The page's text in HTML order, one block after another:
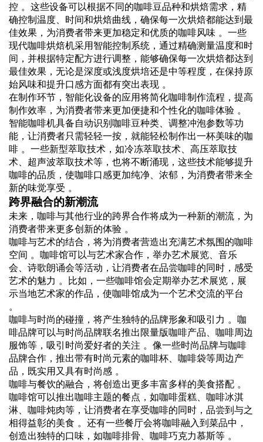
控 。这些设备可以根据不同的咖啡豆品种和烘焙需求，精
确控制温度、时间和烘焙曲线，确保每一次烘焙都能达到最
佳效果，为消费者带来更加稳定和优质的咖啡风味 。一些
现代咖啡烘焙机采用智能控制系统，通过精确测量温度和时
间，并根据特定配方进行调整，能够确保每一次烘焙都达到
最佳效果，无论是深度或浅度烘培还是中等程度，在保持原
始风味和提升口感方面都有突出表现 。
在制作环节，智能化设备的应用将简化咖啡制作流程，提高
制作效率，为消费者带来更加便捷和个性化的咖啡体验 。
智能咖啡机具备自动识别咖啡豆种类、调整冲泡参数等功
能，让消费者只需轻轻一按，就能轻松制作出一杯美味的咖
啡 。一些新型萃取技术，如冷冻萃取技术、高压萃取技
术、超声波萃取技术等，也将不断涌现，这些技术能够提升
咖啡的品质，使咖啡口感更加纯净、浓郁，为消费者带来全
新的味觉享受 。
跨界融合的新潮流
未来，咖啡与其他行业的跨界合作将成为一种新的潮流，为
消费者带来更多创新的体验 。
咖啡与艺术的结合，将为消费者营造出充满艺术氛围的咖啡
空间 。咖啡馆可以与艺术家合作，举办艺术展览、音乐
会、诗歌朗诵会等活动，让消费者在品尝咖啡的同时，感受
艺术的魅力 。比如，一些咖啡馆会定期举办艺术展览，展
示当地艺术家的作品，使咖啡馆成为一个艺术交流的平台
。
咖啡与时尚的碰撞，将产生独特的品牌形象和吸引力 。咖
啡品牌可以与时尚品牌联名推出限量版咖啡产品、咖啡周边
服饰等，吸引时尚爱好者的关注 。像一些时尚品牌与咖啡
品牌合作，推出带有时尚元素的咖啡杯、咖啡袋等周边产
品，既实用又具有时尚感 。
咖啡与餐饮的融合，将创造出更多丰富多样的美食搭配 。
咖啡馆可以推出咖啡主题的餐点，如咖啡蛋糕、咖啡冰淇
淋、咖啡炖肉等，让消费者在享受咖啡的同时，品尝到与之
相得益彰的美食 。还有一些餐厅会将咖啡融入到菜品中，
创造出独特的口味，如咖啡排骨、咖啡巧克力慕斯等 。